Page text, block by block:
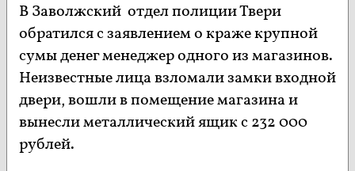
В Заволжский отдел полиции Твери
обратился с заявлением о краже крупной
сумы денег менеджер одного из магазинов.
Неизвестные лица взломали замки входной
двери, вошли в помещение магазина и
вынесли металлический ящик с 232 000
рублей.